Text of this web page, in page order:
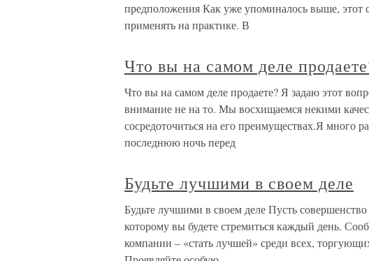
предположения Как уже упоминалось выше, этот
применять на практике. В
Что вы на самом деле
Что вы на самом деле продаете? Я задаю этот
внимание не на то. Мы восхищаемся некими
сосредоточиться на его преимуществах.Я много
последнюю ночь перед
Будьте лучшими в своем деле
Будьте лучшими в своем деле Пусть совершенство
которому вы будете стремиться каждый день.
компании – «стать лучшей» среди всех,